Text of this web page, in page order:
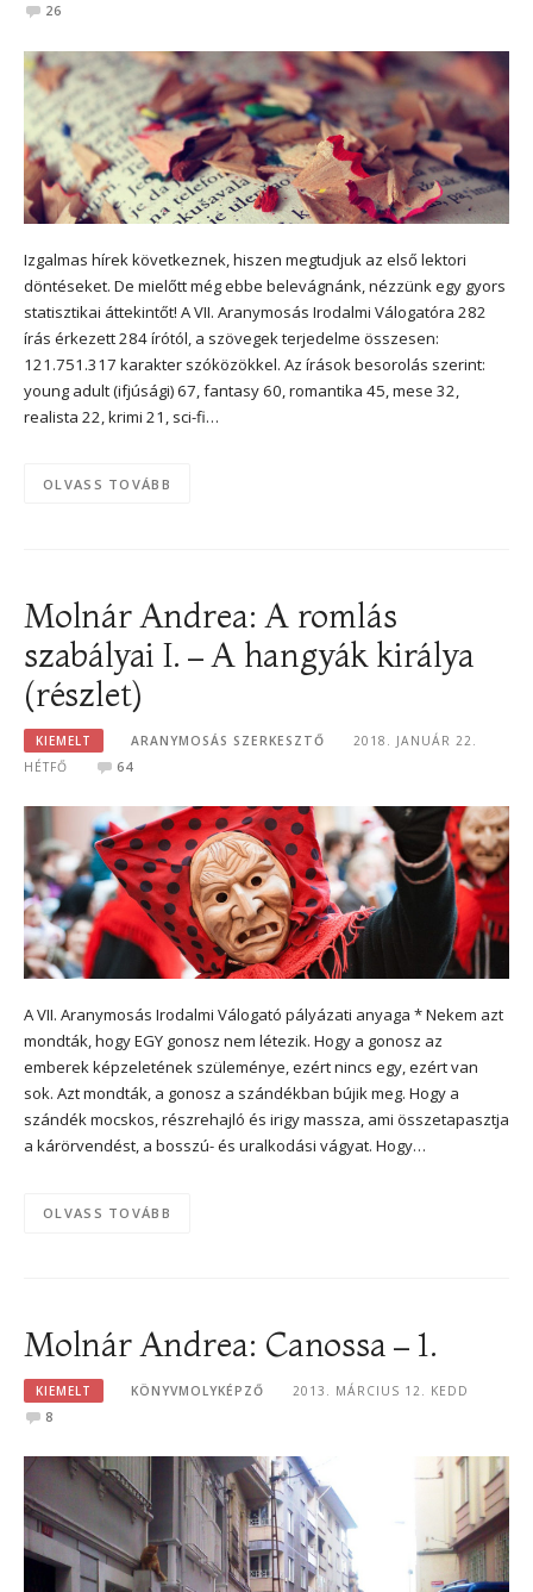
26
Izgalmas hírek következnek, hiszen megtudjuk az első lektori
döntéseket. De mielőtt még ebbe belevágnánk, nézzünk egy gyors
statisztikai áttekintőt! A VII. Aranymosás Irodalmi Válogatóra 282
írás érkezett 284 írótól, a szövegek terjedelme összesen:
121.751.317 karakter szóközökkel. Az írások besorolás szerint:
young adult (ifjúsági) 67, fantasy 60, romantika 45, mese 32,
realista 22, krimi 21, sci-fi…
OLVASS TOVÁBB
Molnár Andrea: A romlás
szabályai I. – A hangyák királya
(részlet)
KIEMELT ARANYMOSÁS SZERKESZTŐ
2018. JANUÁR 22.
HÉTFŐ
64
A VII. Aranymosás Irodalmi Válogató pályázati anyaga * Nekem azt
mondták, hogy EGY gonosz nem létezik. Hogy a gonosz az
emberek képzeletének szüleménye, ezért nincs egy, ezért van
sok. Azt mondták, a gonosz a szándékban bújik meg. Hogy a
szándék mocskos, részrehajló és irigy massza, ami összetapasztja
a kárörvendést, a bosszú- és uralkodási vágyat. Hogy…
OLVASS TOVÁBB
Molnár Andrea: Canossa – 1.
KIEMELT KÖNYVMOLYKÉPZŐ
2013. MÁRCIUS 12. KEDD
8